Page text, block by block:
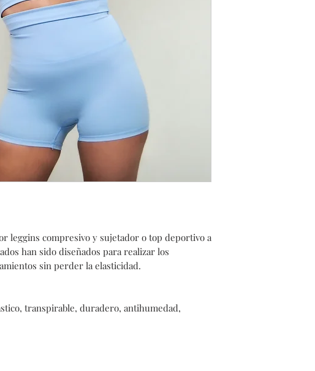
leggins compresivo y sujetador o top deportivo a
han sido diseñados para realizar los
sin perder la elasticidad.
transpirable, duradero, antihumedad,